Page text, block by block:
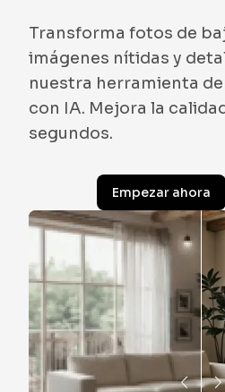
Transforma fotos de
imágenes nítidas y
nuestra herramienta
con IA. Mejora la
segundos.
Empezar ahora